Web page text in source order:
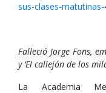
sus-clases-
Falleció Jorge Fons,
y ‘El callejón de los
La Academia